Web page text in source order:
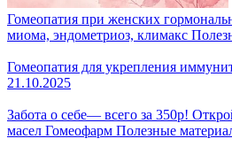
Гомеопатия при женских
миома, эндометриоз, климакс
Гомеопатия для укрепления
21.10.2025
Забота о себе— всего за 350р!
масел Гомеофарм Полезные